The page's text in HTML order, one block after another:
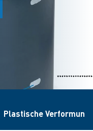
Plastische Verformung